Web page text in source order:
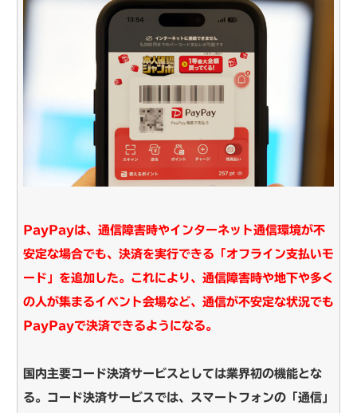
PayPayは、通信障害時やインターネット通信環境が不
安定な場合でも、決済を実行できる「オフライン支払いモ
ード」を追加した。これにより、通信障害時や地下や多く
の人が集まるイベント会場など、通信が不安定な状況でも
PayPayで決済できるようになる。
国内主要コード決済サービスとしては業界初の機能とな
る。コード決済サービスでは、スマートフォンの「通信」